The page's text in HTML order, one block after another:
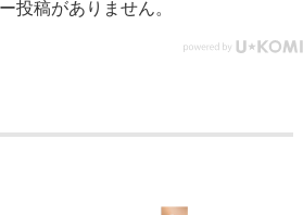
投稿がありません。